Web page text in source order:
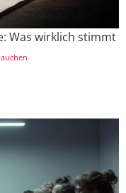
Was wirklich stimmt